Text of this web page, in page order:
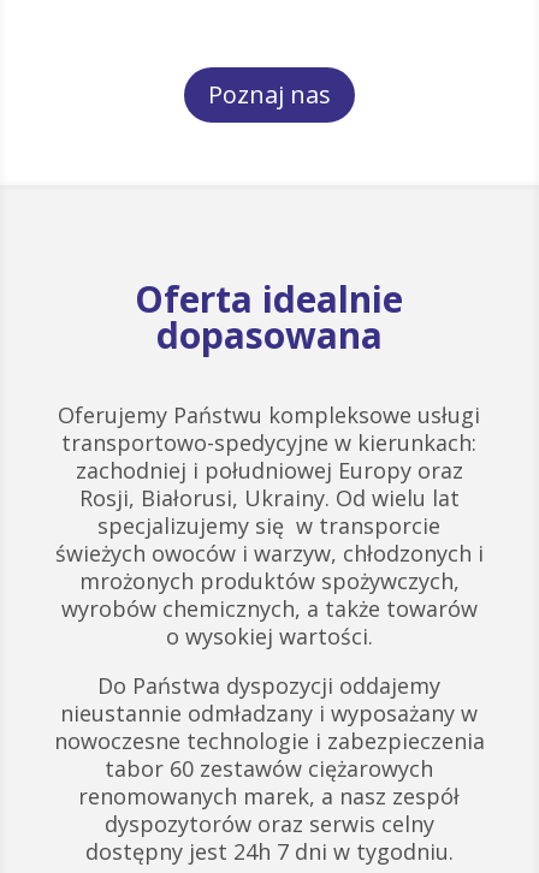
Poznaj nas
Oferta idealnie
dopasowana
Oferujemy Państwu kompleksowe usługi
transportowo-spedycyjne w kierunkach:
zachodniej i południowej Europy oraz
Rosji, Białorusi, Ukrainy. Od wielu lat
specjalizujemy się w transporcie
świeżych owoców i warzyw, chłodzonych i
mrożonych produktów spożywczych,
wyrobów chemicznych, a także towarów
o wysokiej wartości.
Do Państwa dyspozycji oddajemy
nieustannie odmładzany i wyposażany w
nowoczesne technologie i zabezpieczenia
tabor 60 zestawów ciężarowych
renomowanych marek, a nasz zespół
dyspozytorów oraz serwis celny
dostępny jest 24h 7 dni w tygodniu.